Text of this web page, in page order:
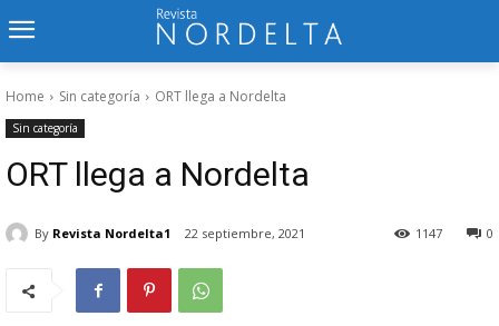
Home Sin categoría ORT llega a Nordelta
Sin categoría
ORT llega a Nordelta
By Revista Nordelta1 22 septiembre, 2021 0
1147